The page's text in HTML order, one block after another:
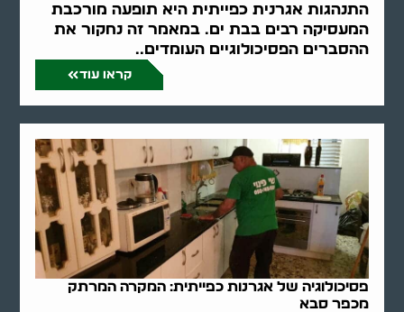
התנהגות אגרנית כפייתית היא תופעה מורכבת
המעסיקה רבים בבת ים. במאמר זה נחקור את
ההסברים הפסיכולוגיים העומדים..
קראו עוד
פסיכולוגיה של אגרנות כפייתית: המקרה המרתק
מכפר סבא